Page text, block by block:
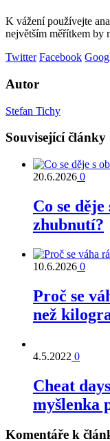
K vážení používejte
největším měřítkem by
Twitter Facebook
Autor
Stefan Tichy
Související články
20.6.2026 0
Co se
zhubnutí?
10.6.2026 0
Proč se
než
4.5.2022 0
Cheat
myšlenka
Komentáře k